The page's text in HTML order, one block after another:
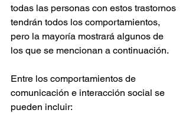
todas las personas con estos trastornos
tendrán todos los comportamientos,
pero la mayoría mostrará algunos de
los que se mencionan a continuación.
Entre los comportamientos de
comunicación e interacción social se
pueden incluir: